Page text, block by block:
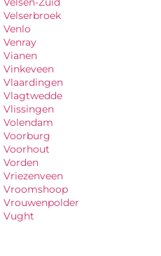
Velserbroek
Venlo
Venray
Vianen
Vinkeveen
Vlaardingen
Vlagtwedde
Vlissingen
Volendam
Voorburg
Voorhout
Vorden
Vriezenveen
Vroomshoop
Vrouwenpolder
Vught